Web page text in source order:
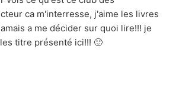
ca m'interresse, j'aime les livres
a me décider sur quoi lire!!! je
titre présenté ici!!! 🙂